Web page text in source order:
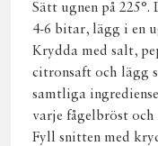
Sätt ugnen på
4-6 bitar, lägg i en
Krydda med salt,
citronsaft och lägg
samtliga
varje fågelbröst och
Fyll snitten med